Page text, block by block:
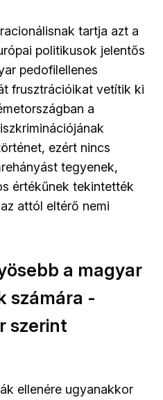
tartja azt a
politikusok jelentős
pedofilellenes
frusztrációikat vetítik ki
a
ezért nincs
tegyenek,
értékűnek tekintették
attól eltérő nemi
a magyar
számára -
szerint
ellenére ugyanakkor